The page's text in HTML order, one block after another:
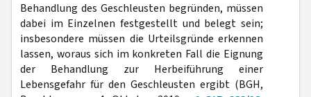
Behandlung des Geschleusten begründen, müssen
dabei im Einzelnen festgestellt und belegt sein;
insbesondere müssen die Urteilsgründe erkennen
lassen, woraus sich im konkreten Fall die Eignung
der Behandlung zur Herbeiführung einer
Lebensgefahr für den Geschleusten ergibt (BGH,